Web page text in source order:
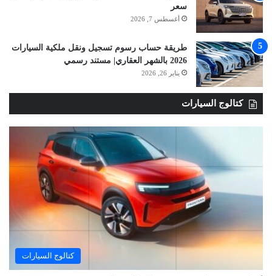
سعر
أغسطس 7, 2026
طريقة حساب رسوم تسجيل ونقل ملكية السيارات
2026 بالشهر العقاري| مستند رسمي
يناير 26, 2026
كتالوج السيارات
كتالوج السيارات